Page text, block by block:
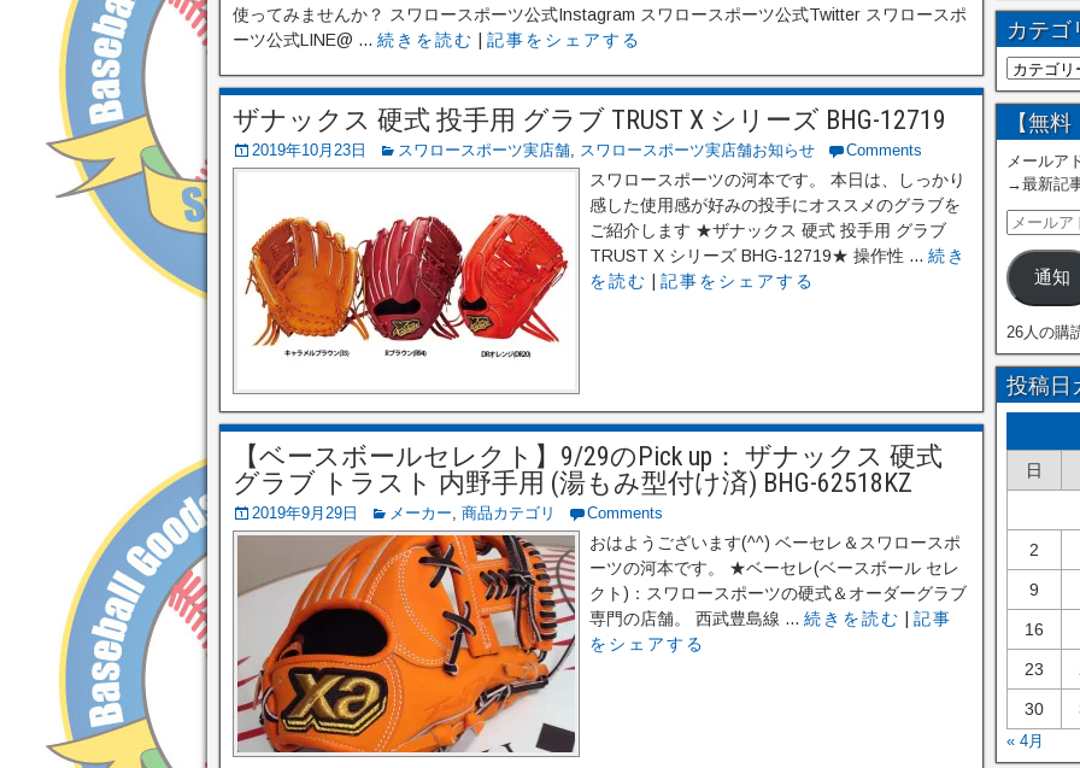
使ってみませんか？ スワロースポーツ公式Instagram スワロースポーツ公式Twitter スワロースポ
ーツ公式LINE@ ... 続きを読む 記事をシェアする
ザナックス 硬式 投手用 グラブ TRUST X シリーズ BHG-12719
2019年10月23日 スワロースポーツ実店舗, スワロースポーツ実店舗お知らせ Comments
スワロースポーツの河本です。 本日は、しっかり
感した使用感が好みの投手にオススメのグラブを
ご紹介します ★ザナックス 硬式 投手用 グラブ
TRUST X シリーズ BHG-12719★ 操作性 ... 続き
を読む
記事をシェアする
【ベースボールセレクト】9/29のPick up： ザナックス 硬式
グラブ トラスト 内野手用 (湯もみ型付け済) BHG-62518KZ
2019年9月29日 メーカー, 商品カテゴリ Comments
おはようございます(^^) ベーセレ＆スワロースポ
ーツの河本です。 ★ベーセレ(ベースボール セレ
クト)：スワロースポーツの硬式＆オーダーグラブ
専門の店舗。 西武豊島線 ... 続きを読む
記事
をシェアする
カテゴ
【無
メールア
→最新記
通知
26人の購
投稿日
日
2
9
16
23
30
« 4月